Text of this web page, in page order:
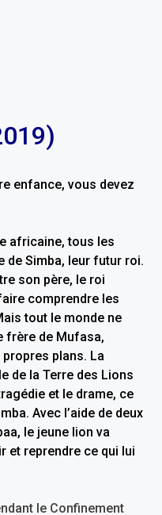
enfance, vous devez
africaine, tous les
de Simba, leur futur roi.
son père, le roi
comprendre les
tout le monde ne
frère de Mufasa,
propres plans. La
de la Terre des Lions
et le drame, ce
Avec l’aide de deux
le jeune lion va
et reprendre ce qui lui